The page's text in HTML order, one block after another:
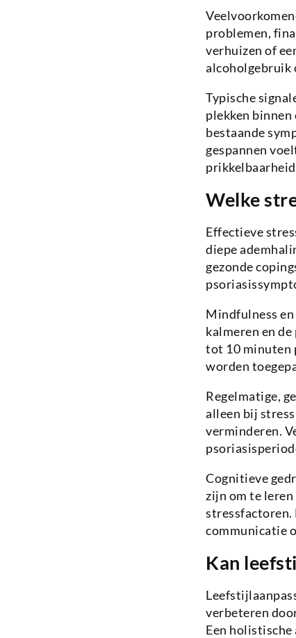
problemen,
verhuizen of
alcoholgebruik
Typische
plekken binnen
bestaande
gespannen
Welke
Effectieve
diepe
gezonde
Mindfulness
kalmeren en
tot 10 minuten
worden
Regelmatige,
alleen bij
verminderen.
Cognitieve
zijn om te
stressfactoren.
communicatie
Kan
verbeteren
Een holistische